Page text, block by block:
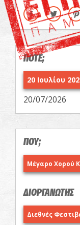
ΠΟΤΕ;
20 Ιουλίου
20/07/2026
ΠΟΥ;
Μέγαρο Χορού
ΔΙΟΡΓΑΝΩΤΗΣ
Διεθνές